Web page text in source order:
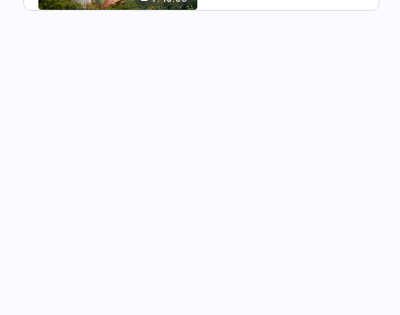
the Lord's Return